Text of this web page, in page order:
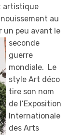
artistique
au
un peu avant le
seconde
guerre
mondiale. Le
style Art déco
tire son nom
de l’Exposition
Internationale
des Arts